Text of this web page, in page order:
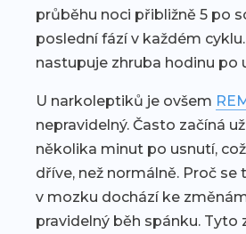
průběhu noci přibližně 5 po
poslední fází v každém
nastupuje zhruba hodinu po
U narkoleptiků je ovšem
nepravidelný. Často začíná
několika minut po usnutí,
dříve, než normálně. Proč se
v mozku dochází ke
pravidelný běh spánku. Tyto